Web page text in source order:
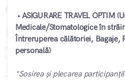
•ASIGURARE TRAVEL OPTIM
Medicale/Stomatologice în
Întreruperea călătoriei, Bagaje,
personală)
*Sosirea și plecarea